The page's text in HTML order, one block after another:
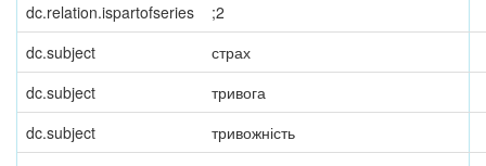
dc.relation.ispartofseries
;2
dc.subject
страх
dc.subject
тривога
dc.subject
тривожність